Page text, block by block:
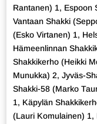
Rantanen) 1, Espoon
Vantaan Shakki
(Esko Virtanen) 1,
Hämeenlinnan
Shakkikerho (Heikki
Munukka) 2, Jyväs-
Shakki-58 (Marko
1, Käpylän
(Lauri Komulainen) 1,